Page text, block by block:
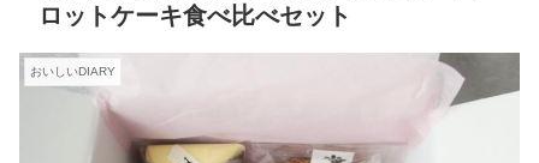
ロットケーキ食べ比べセット
おいしいDIARY